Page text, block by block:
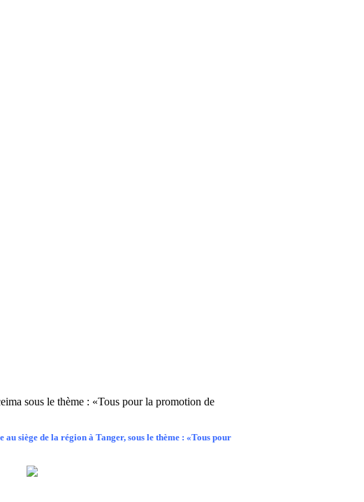
sous le thème : «Tous pour la promotion de
siège de la région à Tanger, sous le thème : «Tous pour